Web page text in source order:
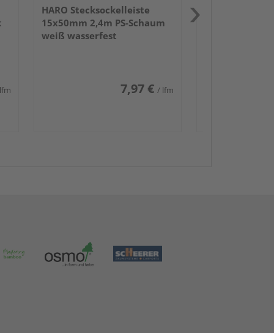
HARO Stecksockelleiste
15x50mm 2,4m PS-Schaum
weiß wasserfest
7,97 € / lfm